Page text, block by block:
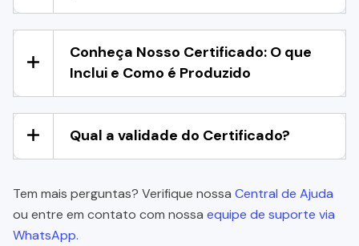
Conheça Nosso Certificado: O que
Inclui e Como é Produzido
Qual a validade do Certificado?
Tem mais perguntas? Verifique nossa Central de Ajuda
ou entre em contato com nossa equipe de suporte via
WhatsApp.